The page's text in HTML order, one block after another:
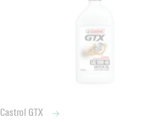
Castrol GTX